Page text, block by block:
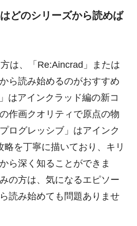
どのシリーズから読めば
は、「Re:Aincrad」または
ら読み始めるのがおすすめ
はアインクラッド編の新コ
作画クオリティで原点の物
ログレッシブ」はアインク
略を丁寧に描いており、キリ
ら深く知ることができま
の方は、気になるエピソー
読み始めても問題ありませ